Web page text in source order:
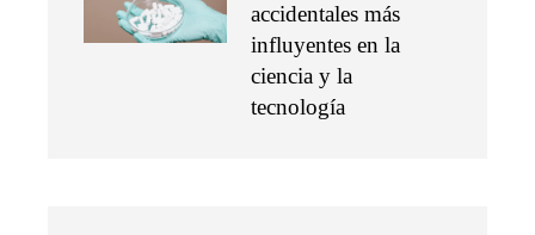
accidentales más
influyentes en la
ciencia y la
tecnología